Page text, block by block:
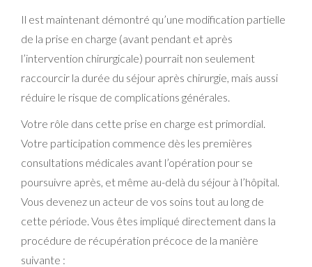
Il est maintenant démontré qu’une modification partielle
de la prise en charge (avant pendant et après
l’intervention chirurgicale) pourrait non seulement
raccourcir la durée du séjour après chirurgie, mais aussi
réduire le risque de complications générales.
Votre rôle dans cette prise en charge est primordial.
Votre participation commence dès les premières
consultations médicales avant l’opération pour se
poursuivre après, et même au-delà du séjour à l’hôpital.
Vous devenez un acteur de vos soins tout au long de
cette période. Vous êtes impliqué directement dans la
procédure de récupération précoce de la manière
suivante :